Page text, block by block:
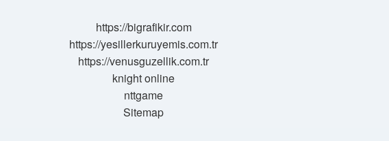
https://bigrafikir.com
https://yesillerkuruyemis.com.tr
https://venusguzellik.com.tr
knight online
nttgame
Sitemap